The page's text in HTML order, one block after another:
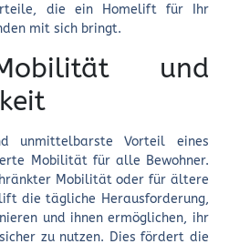
die ein Homelift für Ihr
mit sich bringt.
und
unmittelbarste Vorteil eines
Mobilität für alle Bewohner.
Mobilität oder für ältere
die tägliche Herausforderung,
und ihnen ermöglichen, ihr
zu nutzen. Dies fördert die